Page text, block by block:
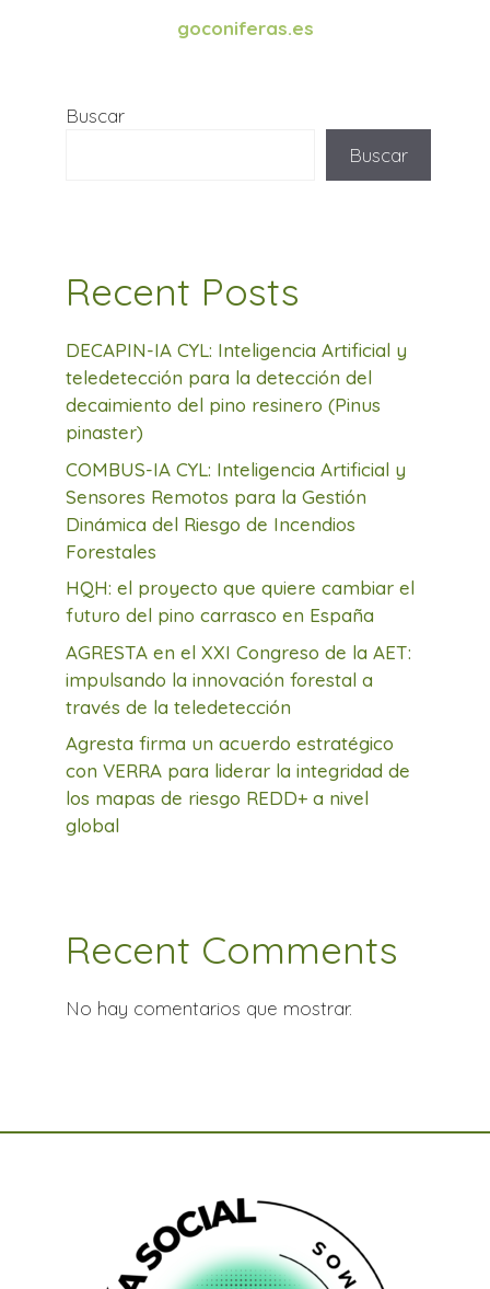
goconiferas.es
Buscar
Buscar
Recent Posts
DECAPIN-IA CYL: Inteligencia Artificial y
teledetección para la detección del
decaimiento del pino resinero (Pinus
pinaster)
COMBUS-IA CYL: Inteligencia Artificial y
Sensores Remotos para la Gestión
Dinámica del Riesgo de Incendios
Forestales
HQH: el proyecto que quiere cambiar el
futuro del pino carrasco en España
AGRESTA en el XXI Congreso de la AET:
impulsando la innovación forestal a
través de la teledetección
Agresta firma un acuerdo estratégico
con VERRA para liderar la integridad de
los mapas de riesgo REDD+ a nivel
global
Recent Comments
No hay comentarios que mostrar.